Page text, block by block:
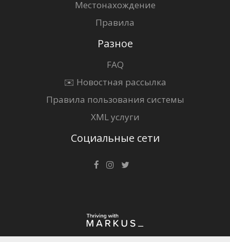
Местонахождение
Правила
Разное
FAQ
✉️ Новостная рассылка
Правила пользования системы
XML услуги
Социальные сети